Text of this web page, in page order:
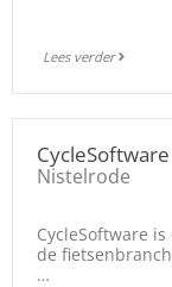
Lees verder
CycleSoftware
Nistelrode
CycleSoftware
de
…